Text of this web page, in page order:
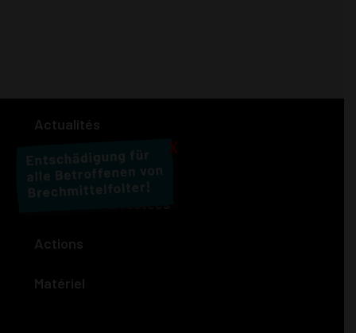
Actualités
Les vomitifs à Brême
Actions
Matériel
X